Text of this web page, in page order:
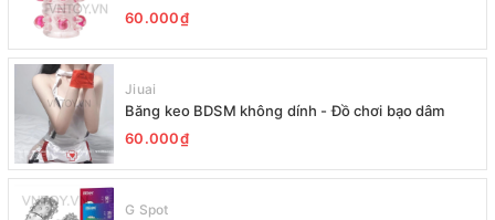
60.000₫
Jiuai
Băng keo BDSM không dính - Đồ chơi bạo dâm
60.000₫
G Spot